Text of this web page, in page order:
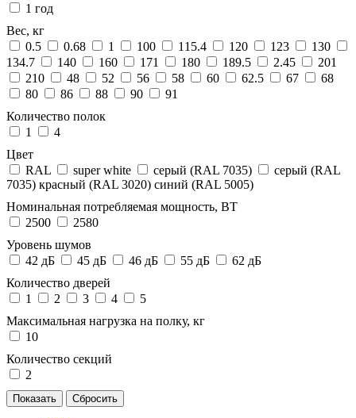
1 год
Вес, кг
0.5
0.68 1 100 115.4 120 123
130
134.7
140 160 171 180 189.5 2.45
201
210
48 52 56 58 60 62.5 67
68
80
86 88 90
91
Количество полок
1
4
Цвет
RAL
super white серый (RAL 7035)
серый (RAL
7035) красный (RAL 3020) синий (RAL 5005)
Номинальная потребляемая мощность, ВТ
2500
2580
Уровень шумов
42 дБ
45 дБ 46 дБ 55 дБ
62 дБ
Количество дверей
1
2 3 4
5
Максимальная нагрузка на полку, кг
10
Количество секций
2